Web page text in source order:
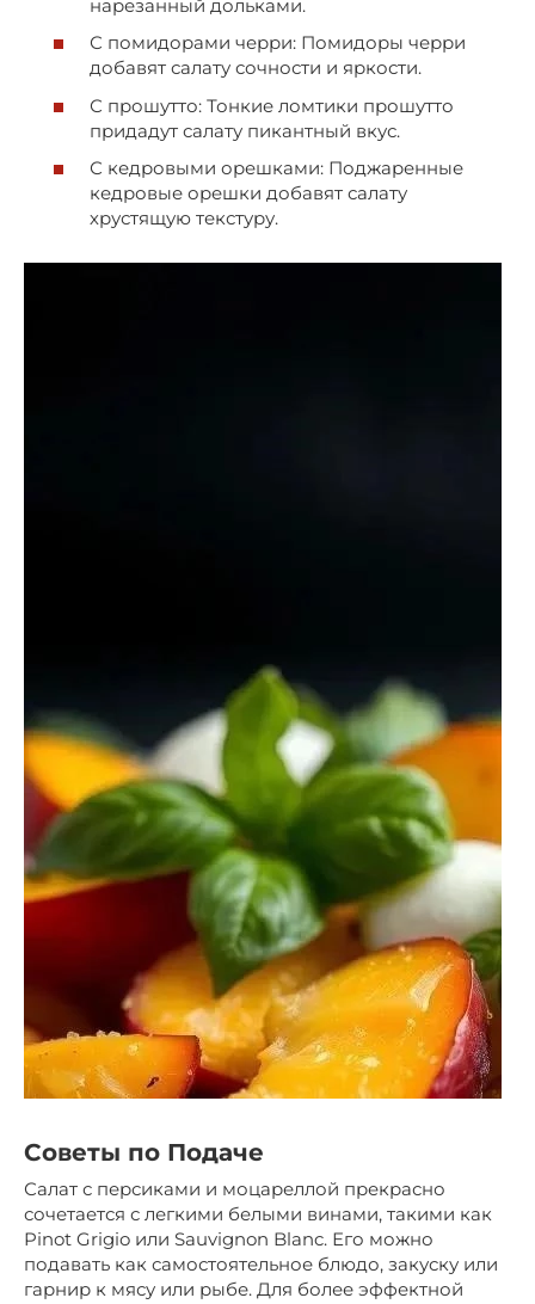
нарезанный дольками.
С помидорами черри: Помидоры черри
добавят салату сочности и яркости.
С прошутто: Тонкие ломтики прошутто
придадут салату пикантный вкус.
С кедровыми орешками: Поджаренные
кедровые орешки добавят салату
хрустящую текстуру.
Советы по Подаче
Салат с персиками и моцареллой прекрасно
сочетается с легкими белыми винами, такими как
Pinot Grigio или Sauvignon Blanc. Его можно
подавать как самостоятельное блюдо, закуску или
гарнир к мясу или рыбе. Для более эффектной